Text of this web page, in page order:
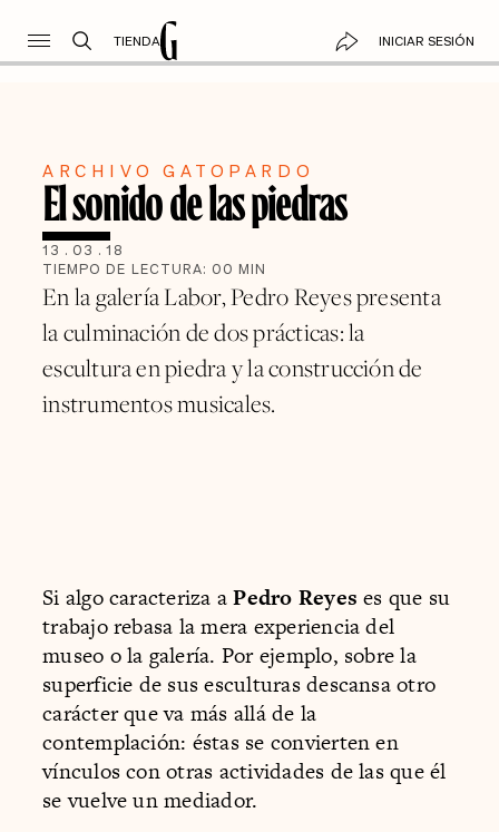
TIENDA INICIAR SESIÓN
ARCHIVO GATOPARDO
El sonido de las piedras
13 . 03 . 18
TIEMPO DE LECTURA: 00 MIN
En la galería Labor, Pedro Reyes presenta
la culminación de dos prácticas: la
escultura en piedra y la construcción de
instrumentos musicales.
Si algo caracteriza aPedro Reyes es que su
trabajo rebasa la mera experiencia del
museo o la galería. Por ejemplo, sobre la
superficie de sus esculturas descansa otro
carácter que va más allá de la
contemplación: éstas se convierten en
vínculos con otras actividades de las que él
se vuelve un mediador.